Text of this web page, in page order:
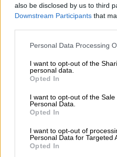
also be disclosed by us to third
Downstream Participants that
Please note that this website/
not limited to your visit or usage
grant or deny consent to
use your data for below
consent section.
Personal Data Processing
I want to opt-out of the
personal data.
Opted In
I want to opt-out of the Sale
Personal Data.
Opted In
I want to opt-out of
Personal Data for Targeted
Opted In
υποβολή των
αποκλειστικά
https://www.gov.gr/
aphe-se-brephiko-kai-
stathmo-tes-demosias-
apaskholeses-d-up.
διαδρομή είναι:gov.gr
Εγγραφή σε βρεφικό
Εγγραφή σε
Δημόσιας Υπηρεσίας